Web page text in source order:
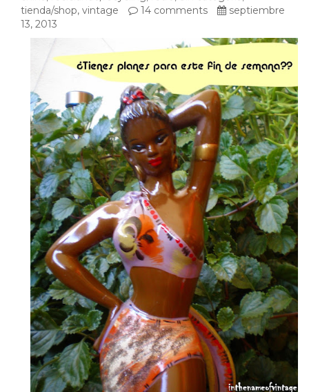
DE
MERCADILLO!!!
tienda/shop, vintage 14 comments
septiembre
13, 2013